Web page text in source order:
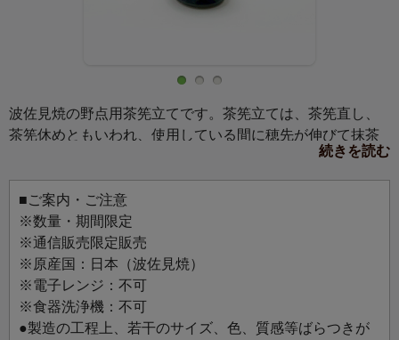
波佐見焼の野点用茶筅立てです。茶筅立ては、茶筅直し、
茶筅休めともいわれ、使用している間に穂先が伸びて抹茶
を点てにくくなる茶筅を、長持ちさせる道具です。まっす
ぐに伸びようとする竹の性質を利用した茶筅立ては、茶筅
の穂先の形状を保ちながら、風通し良く保管し、使用後の
茶筅の傷みを少なくし長持ちさせます。
こちらは野点用（ミニサイズ）の茶筅立てです。通常サイ
ズは、CZ4185／4186／4187／4189／4190 波佐見焼 茶筅
立てをお求めください。
【使用方法】
続きを読む
■ご案内・ご注意
※数量・期間限定
※通信販売限定販売
※原産国：日本（波佐見焼）
※電子レンジ：不可
※食器洗浄機：不可
●製造の工程上、若干のサイズ、色、質感等ばらつきが